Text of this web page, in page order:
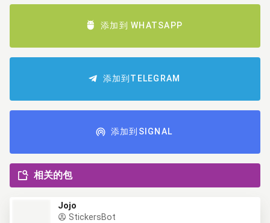
添加到 WHATSAPP
添加到TELEGRAM
添加到SIGNAL
相关的包
Jojo
StickersBot